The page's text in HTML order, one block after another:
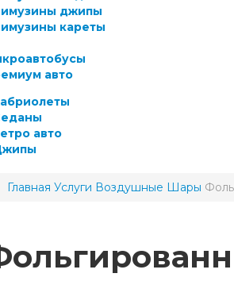
джипы
кареты
авто
авто
Главная Услуги Воздушные Шары